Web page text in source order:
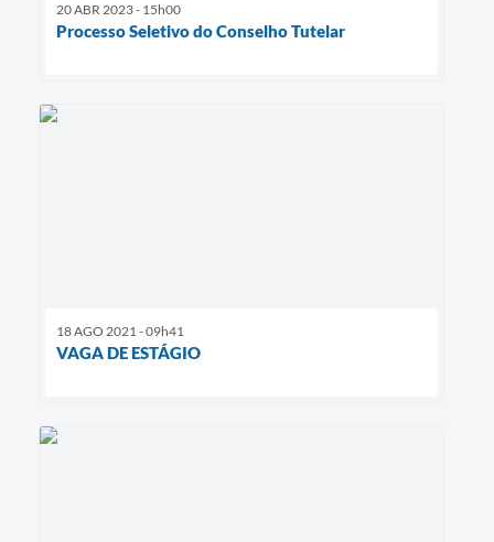
20 ABR 2023 - 15h00
Processo Seletivo do Conselho Tutelar
18 AGO 2021 - 09h41
VAGA DE ESTÁGIO